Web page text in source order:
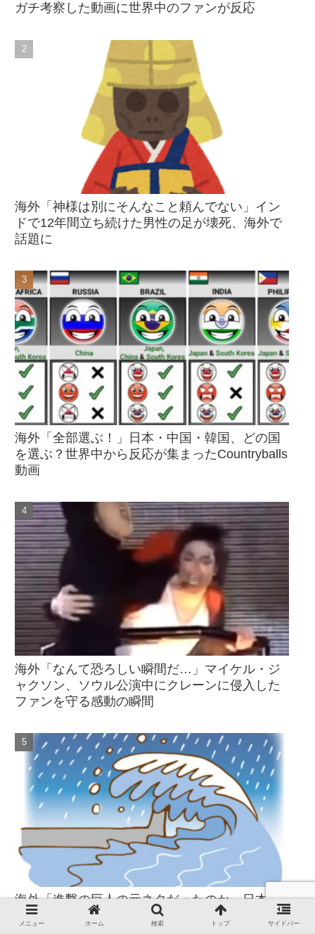
ガチ考察した動画に世界中のファンが反応
海外「神様は別にそんなこと頼んでない」イン
ドで12年間立ち続けた男性の足が壊死、海外で
話題に
海外「全部選ぶ！」日本・中国・韓国、どの国
を選ぶ？世界中から反応が集まったCountryballs
動画
海外「なんて恐ろしい瞬間だ…」マイケル・ジ
ャクソン、ソウル公演中にクレーンに侵入した
ファンを守る感動の瞬間
海外「進撃の巨人の元ネタだったのか」日本の
巨大津波防壁に世界が反応！
メニュー ホーム 検索 トップ サイドバー